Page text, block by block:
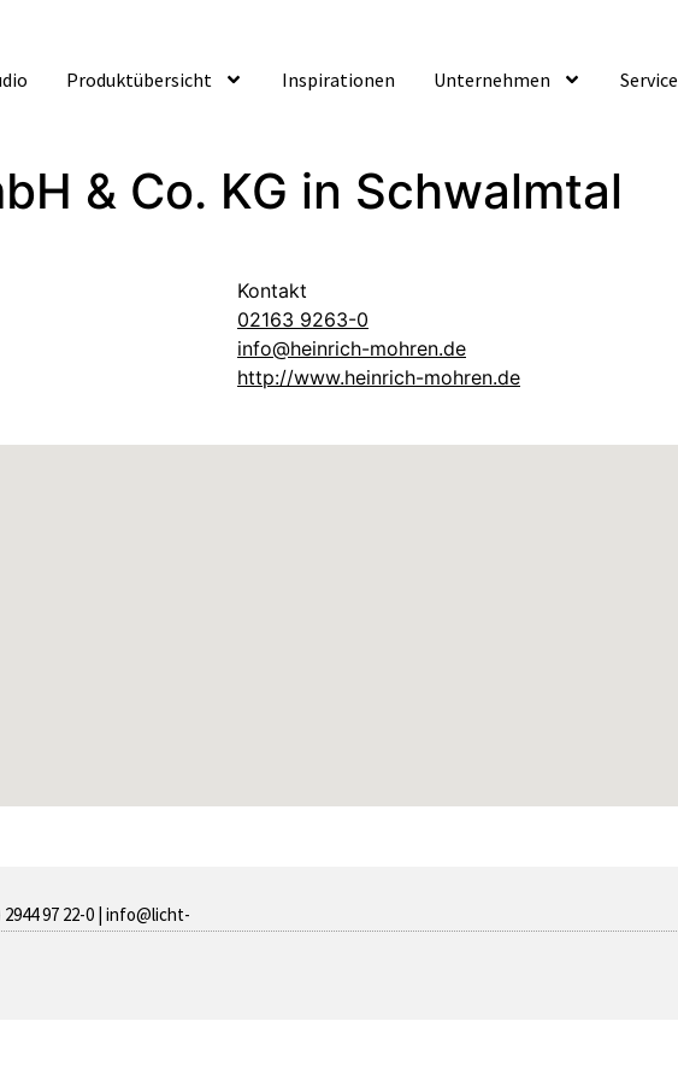
Produktübersicht Inspirationen Unternehmen Service
& Co. KG in Schwalmtal
Kontakt
02163 9263-0
info@heinrich-mohren.de
http://www.heinrich-mohren.de
97 22-0 | info@licht-